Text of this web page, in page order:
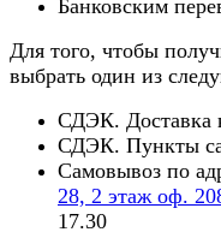
Банковским
Для того, чтобы
выбрать один из
СДЭК. Доставка
СДЭК. Пункты
Самовывоз по
28, 2 этаж оф.
17.30